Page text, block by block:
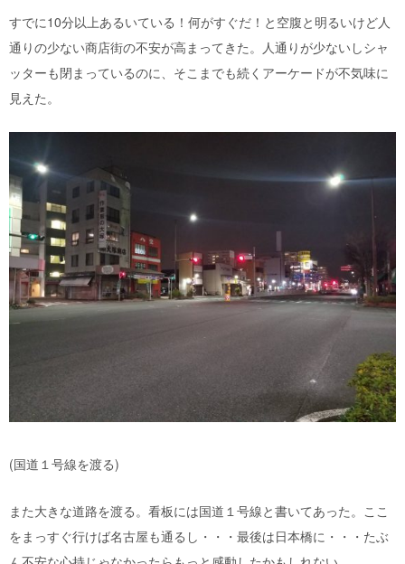
すでに10分以上あるいている！何がすぐだ！と空腹と明るいけど人
通りの少ない商店街の不安が高まってきた。人通りが少ないしシャ
ッターも閉まっているのに、そこまでも続くアーケードが不気味に
見えた。
(国道１号線を渡る)
また大きな道路を渡る。看板には国道１号線と書いてあった。ここ
をまっすぐ行けば名古屋も通るし・・・最後は日本橋に・・・たぶ